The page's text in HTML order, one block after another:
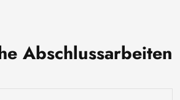
Abschlussarbeiten